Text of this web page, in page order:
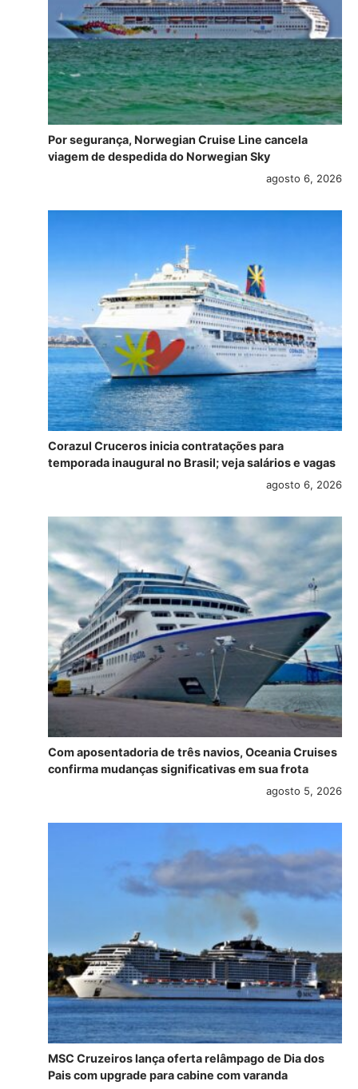
Por segurança, Norwegian Cruise Line cancela
viagem de despedida do Norwegian Sky
agosto 6, 2026
Corazul Cruceros inicia contratações para
temporada inaugural no Brasil; veja salários e vagas
agosto 6, 2026
Com aposentadoria de três navios, Oceania Cruises
confirma mudanças significativas em sua frota
agosto 5, 2026
MSC Cruzeiros lança oferta relâmpago de Dia dos
Pais com upgrade para cabine com varanda